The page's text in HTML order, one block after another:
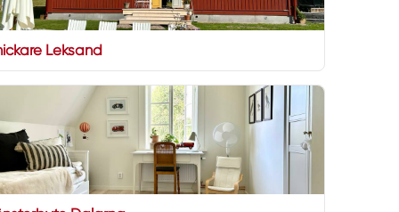
Leksand